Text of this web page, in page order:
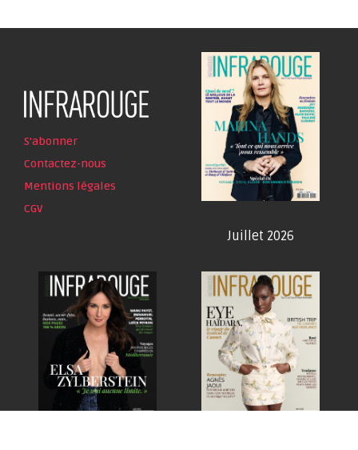
S'abonner
Contactez-nous
Mentions légales
CGV
Juillet 2026